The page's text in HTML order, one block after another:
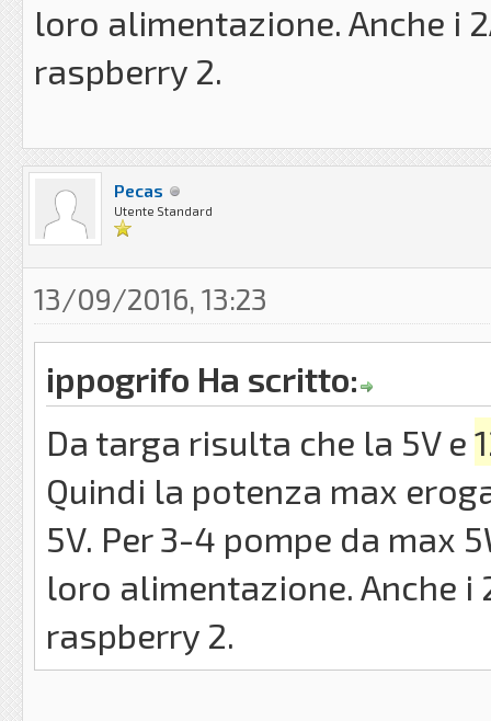
loro alimentazione. Anche i
raspberry 2.
Pecas
Utente Standard
13/09/2016, 13:23
ippogrifo Ha scritto:
Da targa risulta che la 5V e
Quindi la potenza max
5V. Per 3-4 pompe da max
loro alimentazione. Anche
raspberry 2.